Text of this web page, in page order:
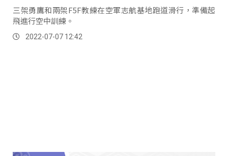
三架勇鷹和兩架F5F教練在空軍志航基地跑道滑行，準備起
飛進行空中訓練。
2022-07-07 12:42